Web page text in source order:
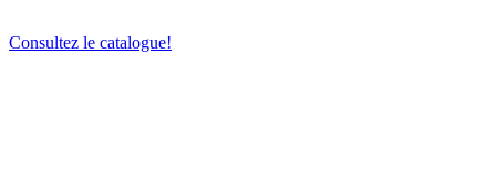
Consultez le catalogue!